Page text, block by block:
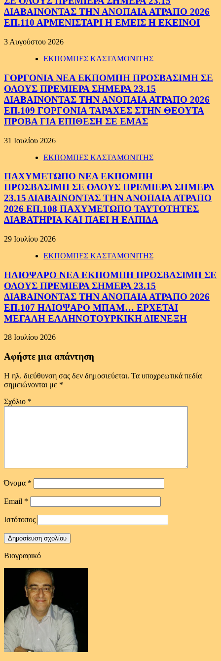
ΔΙΑΒΑΙΝΟΝΤΑΣ ΤΗΝ ΑΝΟΠΑΙΑ ΑΤΡΑΠΟ 2026
ΕΠ.110 ΑΡΜΕΝΙΣΤΑΡΙ Η ΕΜΕΙΣ Η ΕΚΕΙΝΟΙ
3 Αυγούστου 2026
ΕΚΠΟΜΠΕΣ ΚΑΣΤΑΜΟΝΙΤΗΣ
ΓΟΡΓΟΝΙΑ ΝΕΑ ΕΚΠΟΜΠΗ ΠΡΟΣΒΑΣΙΜΗ ΣΕ
ΟΛΟΥΣ ΠΡΕΜΙΕΡΑ ΣΗΜΕΡΑ 23.15
ΔΙΑΒΑΙΝΟΝΤΑΣ ΤΗΝ ΑΝΟΠΑΙΑ ΑΤΡΑΠΟ 2026
ΕΠ.109 ΓΟΡΓΟΝΙΑ ΤΑΡΑΧΕΣ ΣΤΗΝ ΘΕΟΥΤΑ
ΠΡΟΒΑ ΓΙΑ ΕΠΙΘΕΣΗ ΣΕ ΕΜΑΣ
31 Ιουλίου 2026
ΕΚΠΟΜΠΕΣ ΚΑΣΤΑΜΟΝΙΤΗΣ
ΠΑΧΥΜΕΤΩΠΟ ΝΕΑ ΕΚΠΟΜΠΗ
ΠΡΟΣΒΑΣΙΜΗ ΣΕ ΟΛΟΥΣ ΠΡΕΜΙΕΡΑ ΣΗΜΕΡΑ
23.15 ΔΙΑΒΑΙΝΟΝΤΑΣ ΤΗΝ ΑΝΟΠΑΙΑ ΑΤΡΑΠΟ
2026 ΕΠ.108 ΠΑΧΥΜΕΤΩΠΟ ΤΑΥΤΟΤΗΤΕΣ
ΔΙΑΒΑΤΗΡΙΑ ΚΑΙ ΠΑΕΙ Η ΕΛΠΙΔΑ
29 Ιουλίου 2026
ΕΚΠΟΜΠΕΣ ΚΑΣΤΑΜΟΝΙΤΗΣ
ΗΛΙΟΨΑΡΟ ΝΕΑ ΕΚΠΟΜΠΗ ΠΡΟΣΒΑΣΙΜΗ ΣΕ
ΟΛΟΥΣ ΠΡΕΜΙΕΡΑ ΣΗΜΕΡΑ 23.15
ΔΙΑΒΑΙΝΟΝΤΑΣ ΤΗΝ ΑΝΟΠΑΙΑ ΑΤΡΑΠΟ 2026
ΕΠ.107 ΗΛΙΟΨΑΡΟ ΜΠΑΜ… ΕΡΧΕΤΑΙ
ΜΕΓΑΛΗ ΕΛΛΗΝΟΤΟΥΡΚΙΚΗ ΔΙΕΝΕΞΗ
28 Ιουλίου 2026
Αφήστε μια απάντηση
Η ηλ. διεύθυνση σας δεν δημοσιεύεται. Τα υποχρεωτικά πεδία
σημειώνονται με *
Σχόλιο *
Όνομα *
Email *
Ιστότοπος
Βιογραφικό